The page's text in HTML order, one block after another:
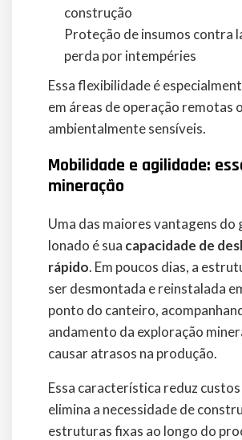
construção
Proteção de insumos contra
perda por intempéries
Essa flexibilidade é
em áreas de operação remotas
ambientalmente sensíveis.
Mobilidade e agilidade:
mineração
Uma das maiores vantagens do
lonado é sua capacidade de
rápido. Em poucos dias, a
ser desmontada e reinstalada
ponto do canteiro,
andamento da exploração
causar atrasos na produção.
Essa característica reduz
elimina a necessidade de
estruturas fixas ao longo do